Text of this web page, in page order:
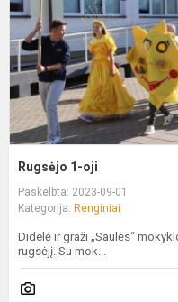
Rugsėjo 1-oji
Paskelbta: 2023-09-01
Kategorija: Renginiai
Didelė ir graži „Saulės“
rugsėjį. Su mok...